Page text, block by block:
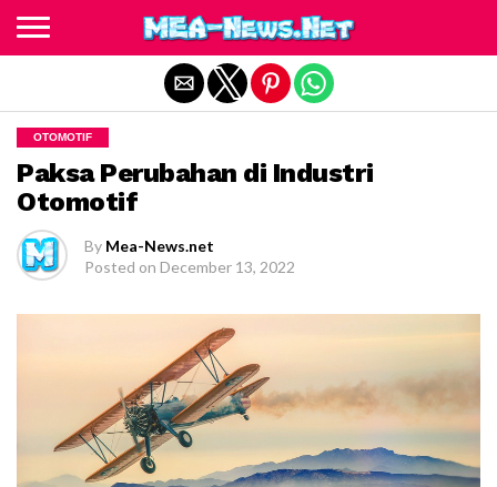
OTOMOTIF
Paksa Perubahan di Industri
Otomotif
By Mea-News.net
Posted on December 13, 2022
Exit mobile version